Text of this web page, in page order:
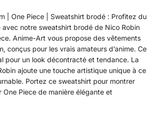
| One Piece | Sweatshirt brodé : Profitez du
notre sweatshirt brodé de Nico Robin
Anime-Art vous propose des vêtements
conçus pour les vrais amateurs d’anime. Ce
pour un look décontracté et tendance. La
ajoute une touche artistique unique à ce
Portez ce sweatshirt pour montrer
One Piece de manière élégante et